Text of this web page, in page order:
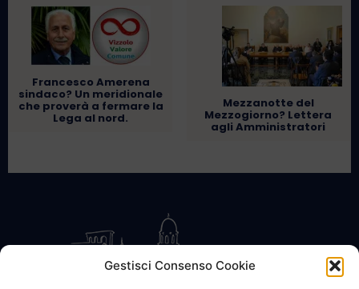
Gestisci Consenso Cookie
Francesco Amerena
sindaco? Un meridionale
che proverà a fermare la
Lega al nord.
Mezzanotte del
Mezzogiorno? Lettera
agli Amministratori